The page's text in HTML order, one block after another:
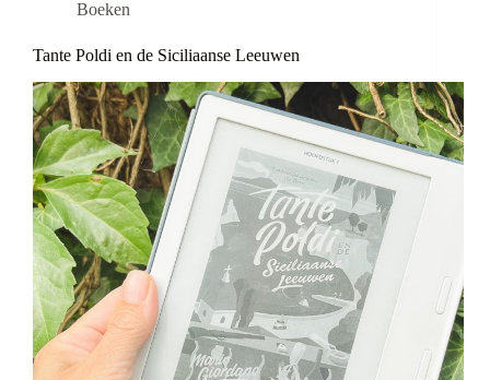
Boeken
Tante Poldi en de Siciliaanse Leeuwen